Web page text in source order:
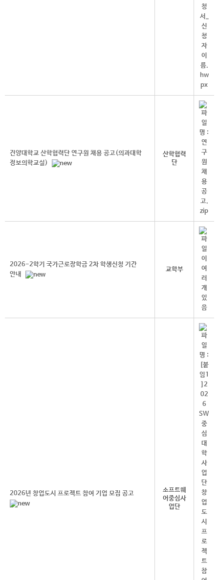
건양대학교 산학협력단 연구원 채용 공고(의과대학
정보의학교실)
산학협력
단
2026-2학기 국가근로장학금 2차 학생신청 기간
안내
교학부
2026년 창업도시 프로젝트 참여 기업 모집 공고
소프트웨
어중심사
업단